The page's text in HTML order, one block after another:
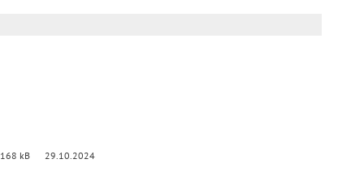
kB 29.10.2024